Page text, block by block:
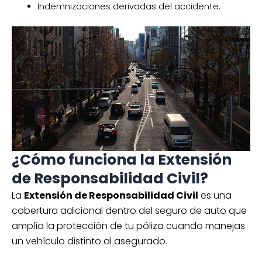
Indemnizaciones derivadas del accidente.
¿Cómo funciona la Extensión
de Responsabilidad Civil?
La Extensión de Responsabilidad Civil es una
cobertura adicional dentro del seguro de auto que
amplía la protección de tu póliza cuando manejas
un vehículo distinto al asegurado.